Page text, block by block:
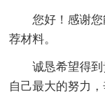
您好！感谢
荐材料。
诚恳希望得
自己最大的努力